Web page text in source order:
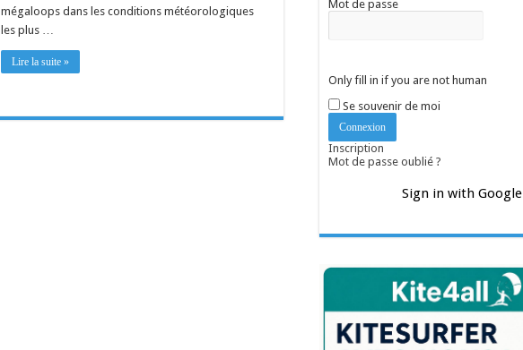
mégaloops dans les conditions météorologiques
les plus …
Lire la suite »
Mot de passe
Only fill in if you are not human
Se souvenir de moi
Inscription
Mot de passe oublié ?
Sign in with Google